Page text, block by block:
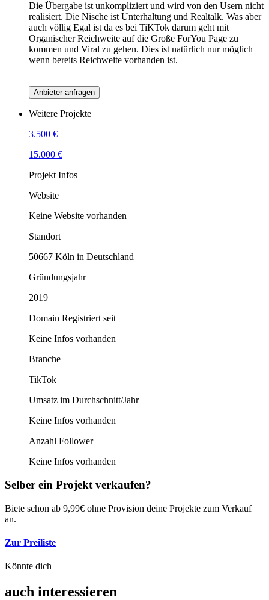
Die Übergabe ist unkompliziert und wird von den Usern nicht
realisiert. Die Nische ist Unterhaltung und Realtalk. Was aber
auch völlig Egal ist da es bei TiKTok darum geht mit
Organischer Reichweite auf die Große ForYou Page zu
kommen und Viral zu gehen. Dies ist natürlich nur möglich
wenn bereits Reichweite vorhanden ist.
Anbieter anfragen
Weitere Projekte
3.500 €
15.000 €
Projekt Infos
Website
Keine Website vorhanden
Standort
50667 Köln in Deutschland
Gründungsjahr
2019
Domain Registriert seit
Keine Infos vorhanden
Branche
TikTok
Umsatz im Durchschnitt/Jahr
Keine Infos vorhanden
Anzahl Follower
Keine Infos vorhanden
Selber ein Projekt verkaufen?
Biete schon ab 9,99€ ohne Provision deine Projekte zum Verkauf
an.
Zur Preiliste
Könnte dich
auch interessieren